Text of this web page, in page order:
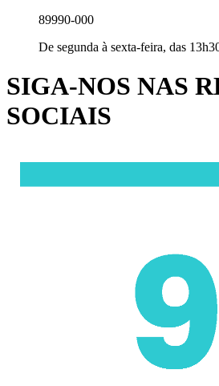
89990-000
De segunda à sexta-feira, das
SIGA-NOS NAS
SOCIAIS